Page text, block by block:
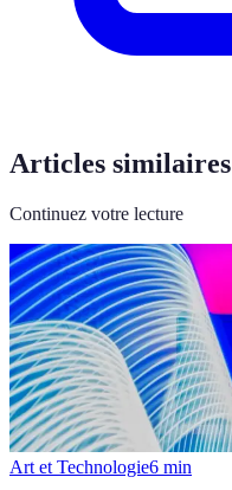
Articles similaires
Continuez votre lecture
Art et Technologie6 min